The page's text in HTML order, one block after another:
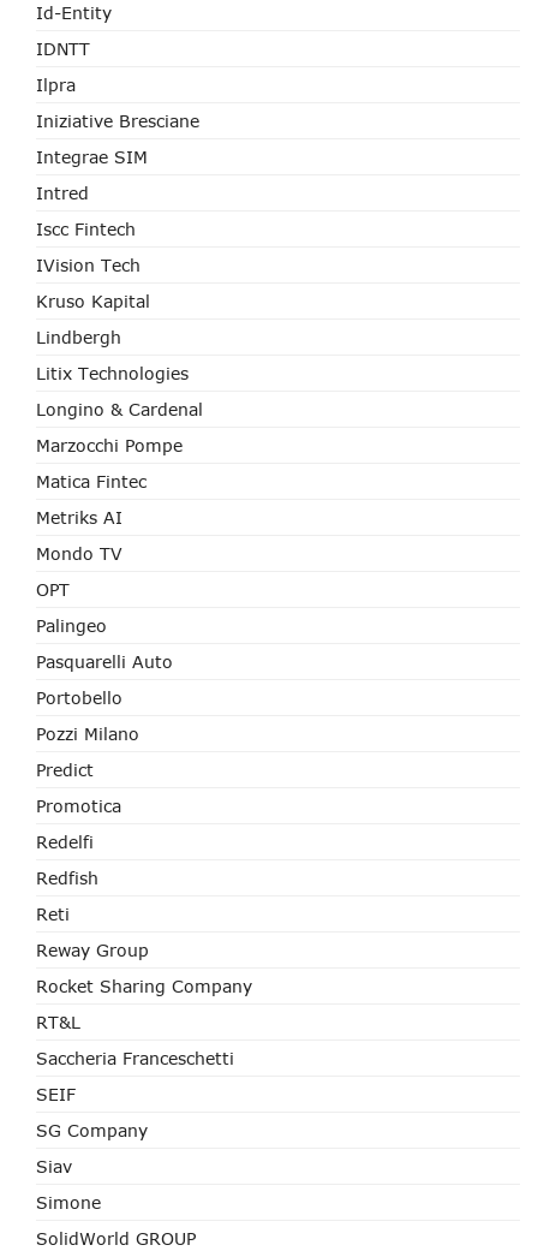
Id-Entity
IDNTT
Ilpra
Iniziative Bresciane
Integrae SIM
Intred
Iscc Fintech
IVision Tech
Kruso Kapital
Lindbergh
Litix Technologies
Longino & Cardenal
Marzocchi Pompe
Matica Fintec
Metriks AI
Mondo TV
OPT
Palingeo
Pasquarelli Auto
Portobello
Pozzi Milano
Predict
Promotica
Redelfi
Redfish
Reti
Reway Group
Rocket Sharing Company
RT&L
Saccheria Franceschetti
SEIF
SG Company
Siav
Simone
SolidWorld GROUP